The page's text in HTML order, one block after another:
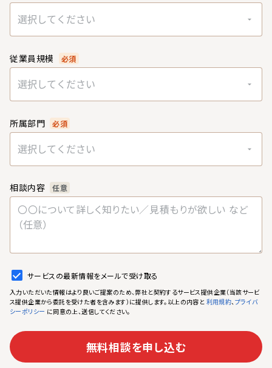
選択してください
従業員規模 必須
選択してください
所属部門 必須
選択してください
相談内容 任意
サービスの最新情報をメールで受け取る
入力いただいた情報はより良いご提案のため、弊社と契約するサービス提供企業（当該サービ
ス提供企業から委託を受けた者を含みます）に提供します。以上の内容と 利用規約、プライバ
シーポリシー に同意の上、送信してください。
無料相談を申し込む